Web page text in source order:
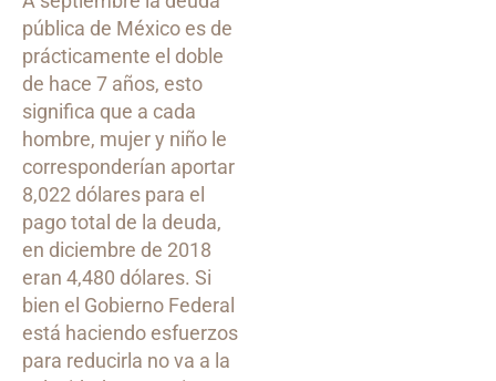
pública de México es de
prácticamente el doble
de hace 7 años, esto
significa que a cada
hombre, mujer y niño le
corresponderían aportar
8,022 dólares para el
pago total de la deuda,
en diciembre de 2018
eran 4,480 dólares. Si
bien el Gobierno Federal
está haciendo esfuerzos
para reducirla no va a la